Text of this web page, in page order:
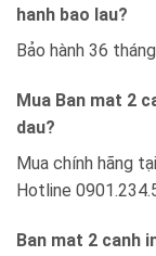
hanh bao lau?
Bảo hành 36
Mua Ban mat 2
dau?
Mua chính hãng
Hotline
Ban mat 2 canh